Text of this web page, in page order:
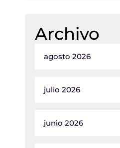
Archivo
agosto 2026
julio 2026
junio 2026